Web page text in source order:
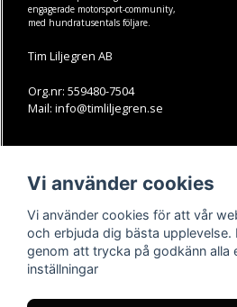
engagerade motorsport-community,
med hundratusentals följare.
Tim Liljegren AB
Org.nr: 559480-7504
Mail: info@timliljegren.se
Köpvillkor
Kontakt
Youtube-videos
Vi använder cookies
Vi använder cookies för att vår
och erbjuda dig bästa
genom att trycka på godkänn alla
inställningar